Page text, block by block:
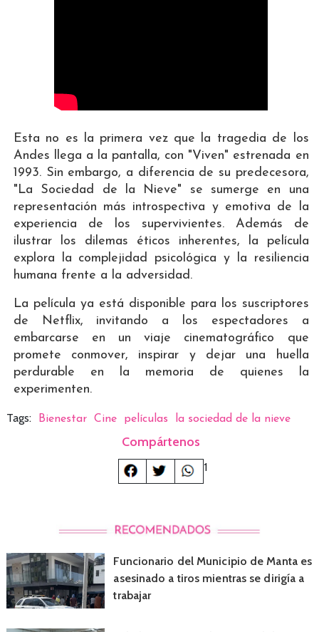
Esta no es la primera vez que la tragedia de los
Andes llega a la pantalla, con "Viven" estrenada en
1993. Sin embargo, a diferencia de su predecesora,
"La Sociedad de la Nieve" se sumerge en una
representación más introspectiva y emotiva de la
experiencia de los supervivientes. Además de
ilustrar los dilemas éticos inherentes, la película
explora la complejidad psicológica y la resiliencia
humana frente a la adversidad.
La película ya está disponible para los suscriptores
de Netflix, invitando a los espectadores a
embarcarse en un viaje cinematográfico que
promete conmover, inspirar y dejar una huella
perdurable en la memoria de quienes la
experimenten.
Tags: Bienestar Cine películas la sociedad de la nieve
Compártenos
1
Funcionario del Municipio de Manta es
asesinado a tiros mientras se dirigía a
trabajar